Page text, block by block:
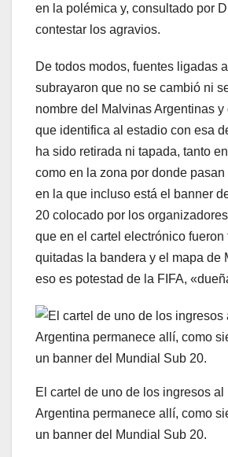
en la polémica y, consultado por
contestar los agravios.
De todos modos, fuentes ligadas
subrayaron que no se cambió ni
nombre del Malvinas Argentinas
que identifica al estadio con esa
ha sido retirada ni tapada, tanto
como en la zona por donde
en la que incluso está el banner
20 colocado por los
que en el cartel electrónico fueron
quitadas la bandera y el mapa de
eso es potestad de la FIFA,
El cartel de uno de los ingresos al
Argentina permanece allí, como
un banner del Mundial Sub 20.